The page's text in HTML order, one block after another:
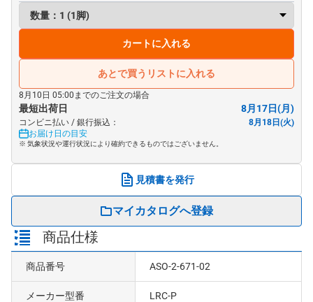
カートに入れる
あとで買うリストに入れる
8月10日 05:00までのご注文の場合
最短出荷日 8月17日(月)
コンビニ払い / 銀行振込：
8月18日(火)
お届け日の目安
※ 気象状況や運行状況により確約できるものではございません。
見積書を発行
マイカタログへ登録
商品仕様
商品番号 ASO-2-671-02
メーカー型番 LRC-P